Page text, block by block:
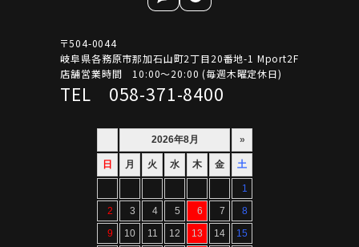
〒504-0044
岐阜県各務原市那加石山町2丁目20番地-1 Mport2F
店舗営業時間 10:00～20:00 (毎週木曜定休日)
TEL 058-371-8400